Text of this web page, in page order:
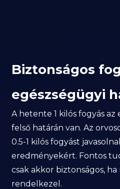
Biztonságos
egészségügyi
A hetente 1 kilós fogyás az
felső határán van. Az
0.5-1 kilós fogyást
eredményekért. Fontos
csak akkor biztonságos,
rendelkezel.